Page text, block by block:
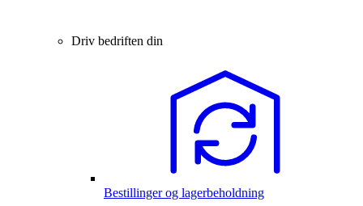
Driv bedriften din
Bestillinger og lagerbeholdning